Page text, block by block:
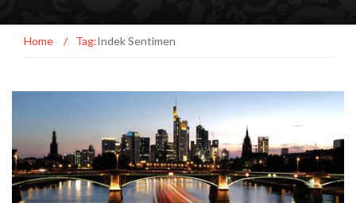
Home / Tag:Indek Sentimen